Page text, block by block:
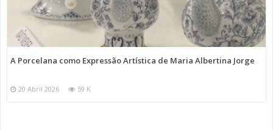
A Porcelana como Expressão Artística de Maria Albertina Jorge
20 Abril 2026 59 K